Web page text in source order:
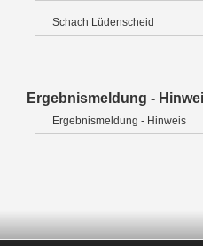
Schach Lüdenscheid
Ergebnismeldung -
Ergebnismeldung - Hinweis